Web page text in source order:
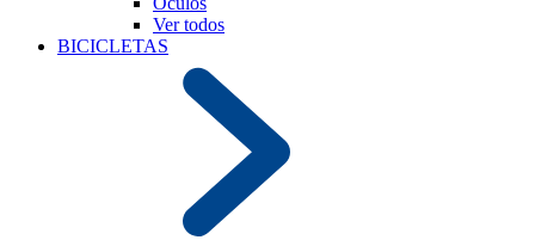
Ver todos
BICICLETAS